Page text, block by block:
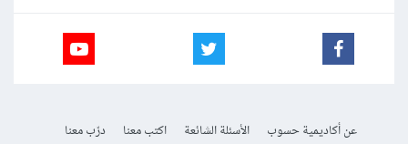
عن أكاديمية حسوب الأسئلة الشائعة اكتب معنا
درّب معنا